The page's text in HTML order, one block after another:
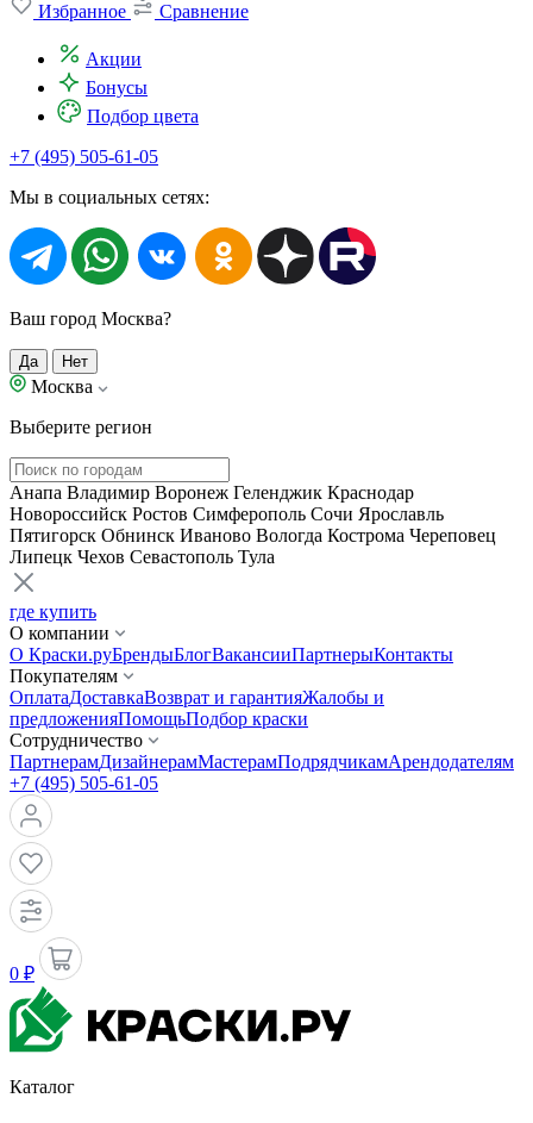
Избранное
Сравнение
Акции
Бонусы
Подбор цвета
+7 (495) 505-61-05
Мы в социальных сетях:
Ваш город Москва?
Да Нет
Москва
Выберите регион
Анапа Владимир Воронеж Геленджик Краснодар
Новороссийск Ростов Симферополь Сочи Ярославль
Пятигорск Обнинск Иваново Вологда Кострома Череповец
Липецк Чехов Севастополь Тула
где купить
О компании
О Краски.руБрендыБлогВакансииПартнерыКонтакты
Покупателям
ОплатаДоставкаВозврат и гарантияЖалобы и
предложенияПомощьПодбор краски
Сотрудничество
ПартнерамДизайнерамМастерамПодрядчикамАрендодателям
+7 (495) 505-61-05
0 ₽
Каталог